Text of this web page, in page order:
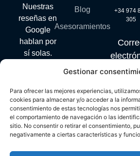
Gestionar
Para ofrecer las mejores experiencias,
cookies para almacenar y/o acceder a la
consentimiento de estas tecnologías nos
el comportamiento de navegación o las
sitio. No consentir o retirar el consentimiento,
negativamente a ciertas características y
Nuestras
reseñas en
Google
hablan por
sí solas.
Blog
Asesoramientos
+34 974
305
PROGRAMA KIT DIGITAL
FONDOS NEXT GENERATION (EU)
RECUPERACIÓN Y